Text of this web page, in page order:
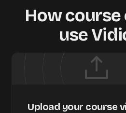
How
use
Upload your course